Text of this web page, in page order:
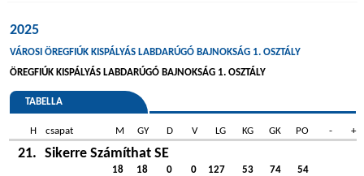
2025
VÁROSI ÖREGFIÚK KISPÁLYÁS LABDARÚGÓ BAJNOKSÁG 1. OSZTÁLY
ÖREGFIÚK KISPÁLYÁS LABDARÚGÓ BAJNOKSÁG 1. OSZTÁLY
TABELLA
H csapat M GY D V LG KG GK PO - +
21. Sikerre Számíthat SE
18 18 0 0 127 53 74 54